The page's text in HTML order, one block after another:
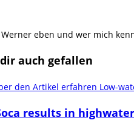
eben und wer mich
auch gefallen
results in